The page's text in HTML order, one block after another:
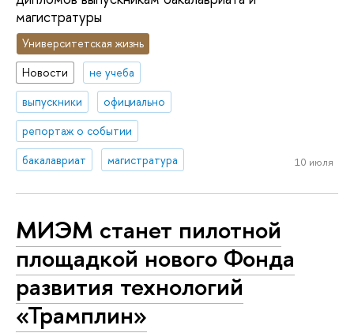
магистратуры
Университетская жизнь
Новости
не учеба
выпускники
официально
репортаж о событии
бакалавриат
магистратура 10 июля
МИЭМ станет пилотной
площадкой нового Фонда
развития технологий
«Трамплин»